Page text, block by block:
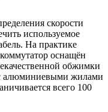
скорости
используемое
На практике
оснащён
обжимки
алюминиевыми жилами
всего 100